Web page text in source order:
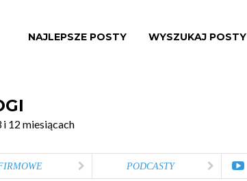
NAJLEPSZE POSTY WYSZUKAJ POSTY
12 miesiącach
PODCASTY